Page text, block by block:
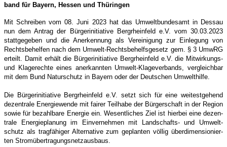
band für Bay­ern, Hes­sen und Thüringen
Mit Schrei­ben vom 08. Juni 2023 hat das Umwelt­bun­des­amt in Des­sau
nun dem Antrag der Bür­ger­initia­ti­ve Berg­rhein­feld e.V. vom 30.03.2023
statt­ge­ge­ben und die Aner­ken­nung als Ver­ei­ni­gung zur Ein­le­gung von
Rechts­be­hel­fen nach dem Umwelt-Rechts­be­helfs­ge­setz gem. § 3 UmwRG
erteilt. Damit erhält die Bür­ger­initia­ti­ve Berg­rhein­feld e.V. die Mit­wir­kungs-
und Kla­ge­rech­te eines aner­kann­ten Umwelt-Kla­ge­ver­bands, ver­gleich­bar
mit dem Bund Natur­schutz in Bay­ern oder der Deut­schen Umwelthilfe.
Die Bür­ger­initia­ti­ve Berg­rhein­feld e.V. setzt sich für eine wei­test­ge­hend
dezen­tra­le Ener­gie­wen­de mit fai­rer Teil­ha­be der Bür­ger­schaft in der Regi­on
sowie für bezahl­ba­re Ener­gie ein. Wesent­li­ches Ziel ist hier­bei eine dezen­
tra­le Ener­gie­pla­nung im Ein­ver­neh­men mit Land­schafts- und Umwelt­
schutz als trag­fä­hi­ger Alter­na­ti­ve zum geplan­ten völ­lig über­di­men­sio­nier­
ten Stromübertragungsnetzausbaus.